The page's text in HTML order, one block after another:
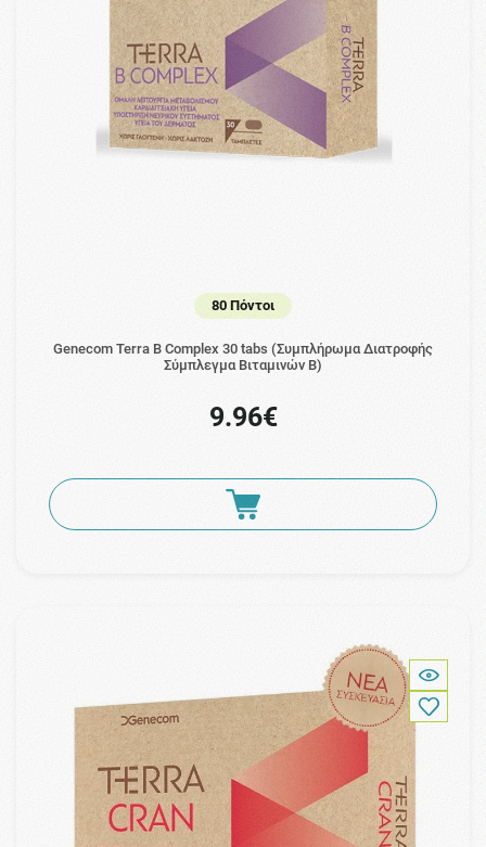
80 Πόντοι
Genecom Terra B Complex 30 tabs (Συμπλήρωμα Διατροφής
Σύμπλεγμα Βιταμινών Β)
9.96€